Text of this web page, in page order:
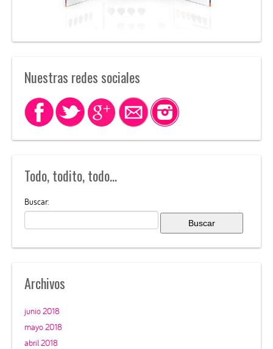
Nuestras redes sociales
Todo, todito, todo…
Buscar:
Archivos
junio 2018
mayo 2018
abril 2018